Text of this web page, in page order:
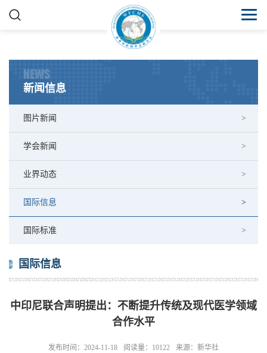
NEWS
新闻信息
图片新闻
学会新闻
业界动态
国际信息
国际标准
国际信息
中印尼联合声明提出：不断提升传统及现代医学领域
合作水平
发布时间：2024-11-18 阅读量：10122
来源：新华社